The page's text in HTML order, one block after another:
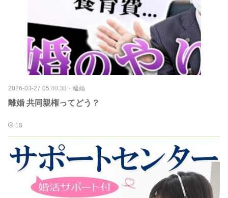
2026-03-27 05:40:38 ・ 離婚
離婚 共同親権ってどう？
18